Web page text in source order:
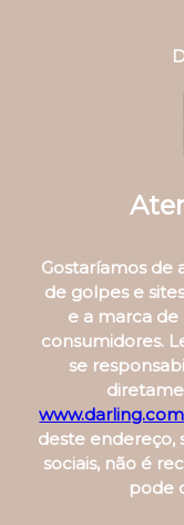
Gostaríamos de
de golpes e
e a marca
consumidores.
se
deste endereço,
sociais, não é
pode